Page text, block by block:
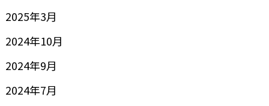
2025年3月
2024年10月
2024年9月
2024年7月